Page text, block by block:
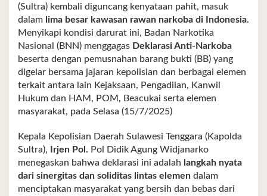
(Sultra) kembali diguncang kenyataan pahit, masuk
dalam lima besar kawasan rawan narkoba di Indonesia.
Menyikapi kondisi darurat ini, Badan Narkotika
Nasional (BNN) menggagas Deklarasi Anti-Narkoba
beserta dengan pemusnahan barang bukti (BB) yang
digelar bersama jajaran kepolisian dan berbagai elemen
terkait antara lain Kejaksaan, Pengadilan, Kanwil
Hukum dan HAM, POM, Beacukai serta elemen
masyarakat, pada Selasa (15/7/2025)
Kepala Kepolisian Daerah Sulawesi Tenggara (Kapolda
Sultra),
Irjen Pol. Pol Didik Agung Widjanarko
menegaskan bahwa deklarasi ini adalah langkah nyata
dari sinergitas dan soliditas lintas elemen dalam
menciptakan masyarakat yang bersih dan bebas dari